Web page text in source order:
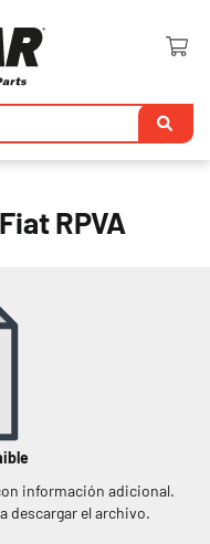
en
RPVA
información adicional.
descargar el archivo.